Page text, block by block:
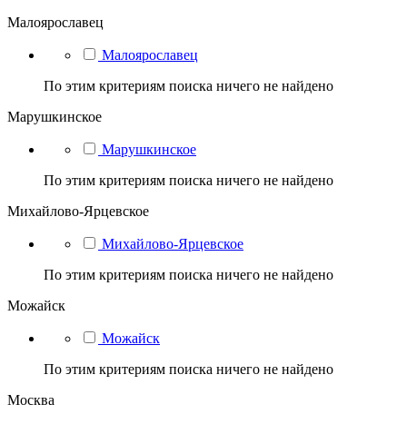
Малоярославец
Малоярославец
По этим критериям поиска ничего не найдено
Марушкинское
Марушкинское
По этим критериям поиска ничего не найдено
Михайлово-Ярцевское
Михайлово-Ярцевское
По этим критериям поиска ничего не найдено
Можайск
Можайск
По этим критериям поиска ничего не найдено
Москва